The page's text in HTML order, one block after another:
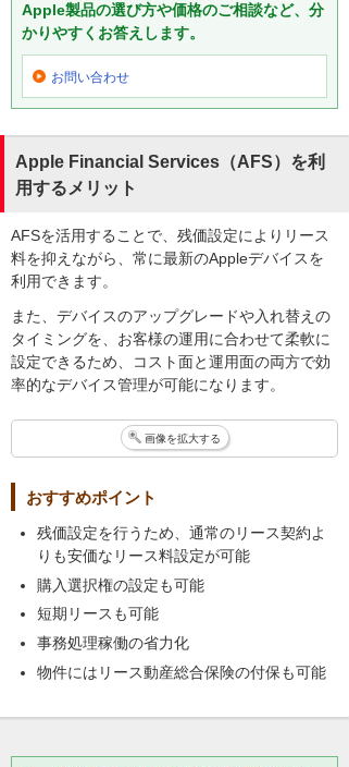
Apple製品の選び方や価格のご相談など、分
かりやすくお答えします。
お問い合わせ
Apple Financial Services（AFS）を利
用するメリット
AFSを活用することで、残価設定によりリース
料を抑えながら、常に最新のAppleデバイスを
利用できます。
また、デバイスのアップグレードや入れ替えの
タイミングを、お客様の運用に合わせて柔軟に
設定できるため、コスト面と運用面の両方で効
率的なデバイス管理が可能になります。
画像を拡大する
おすすめポイント
残価設定を行うため、通常のリース契約よ
りも安価なリース料設定が可能
購入選択権の設定も可能
短期リースも可能
事務処理稼働の省力化
物件にはリース動産総合保険の付保も可能